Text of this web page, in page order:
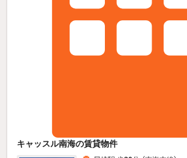
キャッスル南海の賃貸物件